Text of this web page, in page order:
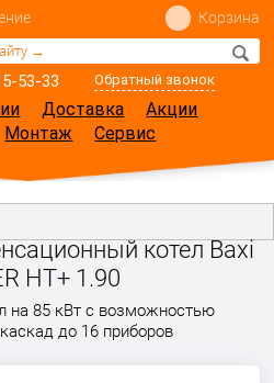
53-33 Обратный звонок
Корзина
Доставка
Акции
Монтаж Сервис
котел Baxi
HT+ 1.90
на 85 кВт с возможностью
до 16 приборов